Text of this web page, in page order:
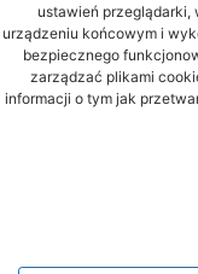
ustawień przeglądarki,
urządzeniu końcowym i
bezpiecznego
zarządzać plikami
informacji o tym jak